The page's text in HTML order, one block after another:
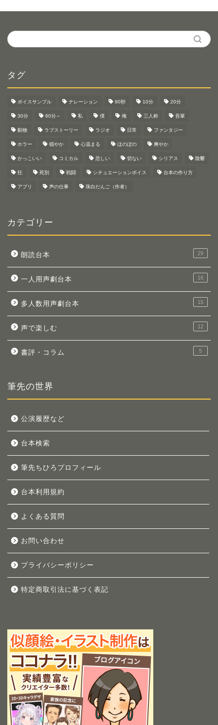
タグ
ボイスサンプル ナレーション 90秒 10分 20分
30分 60分～ 私 僕 俺 三人称 吾輩
動物 ラブストーリー ラジオ 日常 ファンタジー
ホラー 穏やか 心温まる ほのぼの 爽やか
かっこいい コミカル 悲しい 切ない シリアス 陰鬱
狂 死別 戦闘 シチュエーションボイス 台本の作り方
アプリ 声の仕事 珠白だんご（作者）
カテゴリー
朗読台本 29
一人用声劇台本 16
多人数用声劇台本 15
声で楽しむ 12
書評・コラム 5
筆先の世界
公演履歴など
台本検索
筆先ちひろプロフィール
台本利用規約
よくある質問
お問い合わせ
プライバシーポリシー
特定商取引法に基づく表記